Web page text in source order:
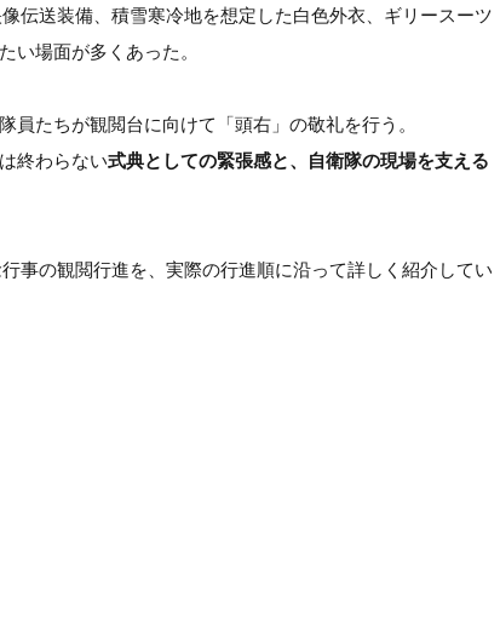
伝送装備、積雪寒冷地を想定した白色外衣、ギリースーツ
い場面が多くあった。
たちが観閲台に向けて「頭右」の敬礼を行う。
終わらない式典としての緊張感と、自衛隊の現場を支える
事の観閲行進を、実際の行進順に沿って詳しく紹介してい